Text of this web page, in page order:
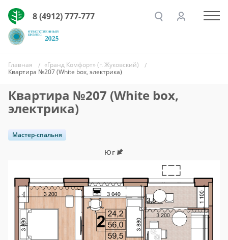
8 (4912) 777-777
Главная
«Гранд Комфорт» (г. Жуковский)
Квартира №207 (White box, электрика)
Квартира №207 (White box,
электрика)
Мастер-спальня
Юг